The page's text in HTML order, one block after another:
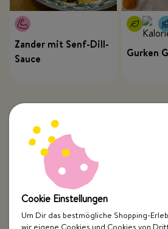
Zander mit Senf-Dill-
Sauce
Gurken
Cookie Einstellungen
Um Dir das bestmögliche Shopping-
wir eigene Cookies und Cookies von